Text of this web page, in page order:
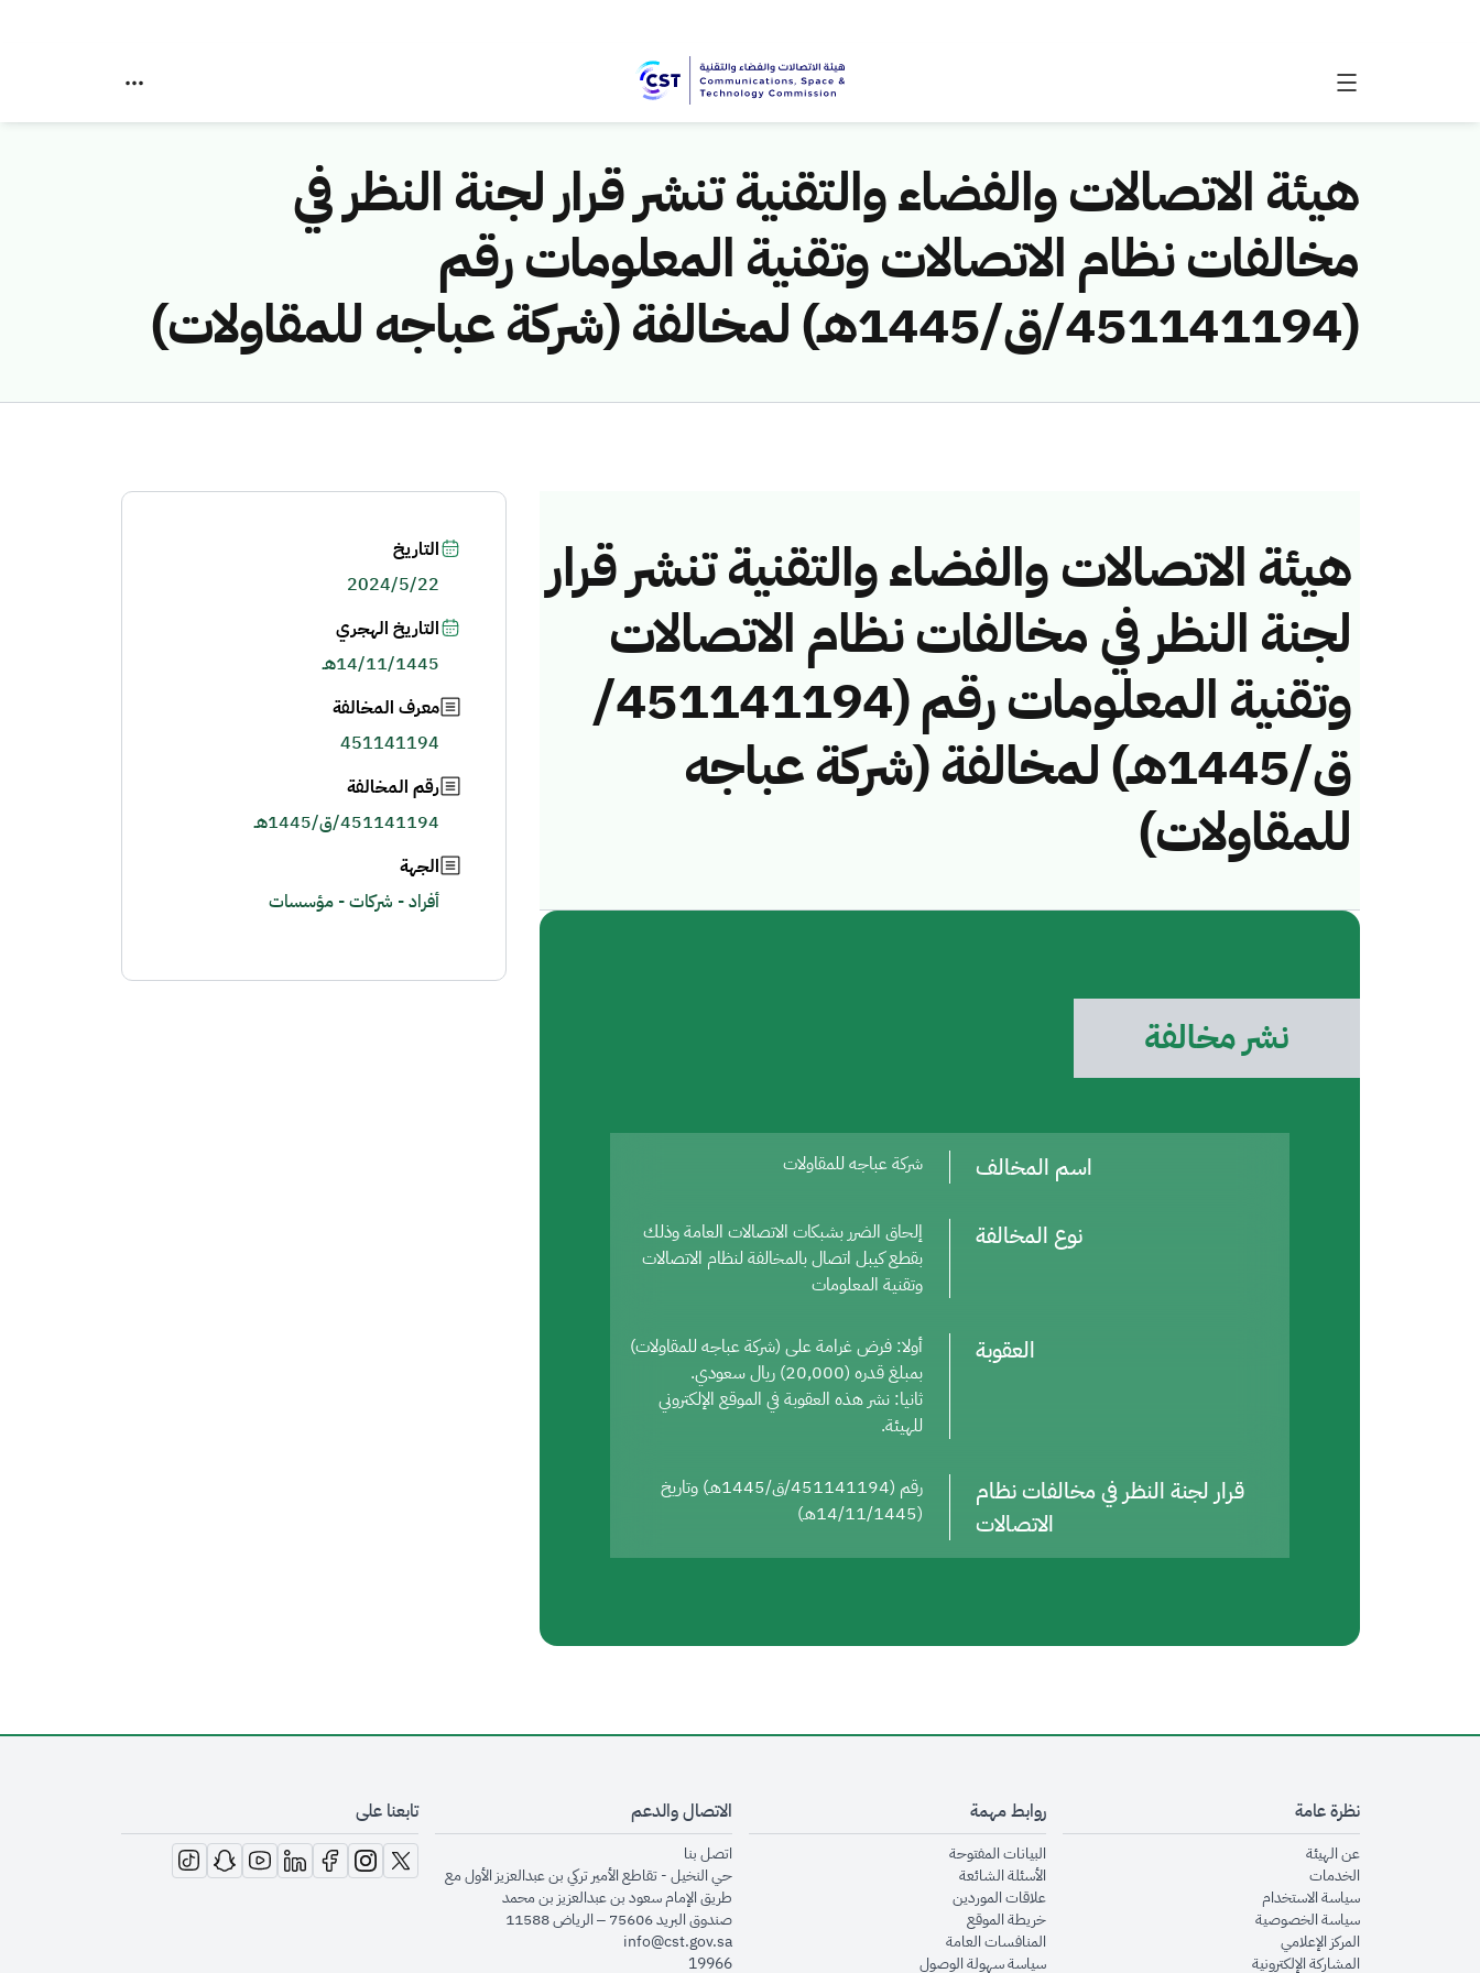
هيئة الاتصالات والفضاء والتقنية تنشر قرار لجنة النظر في
مخالفات نظام الاتصالات وتقنية المعلومات رقم
(451141194/ق/1445هـ) لمخالفة (شركة عباجه للمقاولات)
هيئة الاتصالات والفضاء والتقنية تنشر قرار
لجنة النظر في مخالفات نظام الاتصالات
وتقنية المعلومات رقم (451141194/
ق/1445هـ) لمخالفة (شركة عباجه
للمقاولات)
نشر مخالفة
اسم المخالف شركة عباجه للمقاولات
نوع المخالفة
إلحاق الضرر بشبكات الاتصالات العامة وذلك
بقطع كيبل اتصال بالمخالفة لنظام الاتصالات
وتقنية المعلومات
العقوبة
أولا: فرض غرامة على (شركة عباجه للمقاولات)
بمبلغ قدره (20,000) ريال سعودي.
ثانيا: نشر هذه العقوبة في الموقع الإلكتروني
للهيئة.
قرار لجنة النظر في مخالفات نظام
الاتصالات
رقم (451141194/ق/1445هـ) وتاريخ
(14/11/1445هـ)
التاريخ
2024/5/22
التاريخ الهجري
14/11/1445هـ
معرف المخالفة
451141194
رقم المخالفة
451141194/ق/1445هـ
الجهة
أفراد - شركات - مؤسسات
نظرة عامة
عن الهيئةopens in new window
الخدماتopens in new window
سياسة الاستخدام
سياسة الخصوصيةopens in new window
المركز الإعلاميopens in new window
المشاركة الإلكترونيةopens in new window
روابط مهمة
البيانات المفتوحةopens in new window
الأسئلة الشائعةopens in new window
علاقات الموردينopens in new window
خريطة الموقعopens in new window
المنافسات العامةopens in new window
سياسة سهولة الوصولopens in new window
الاتصال والدعم
اتصل بنا
حي النخيل - تقاطع الأمير تركي بن عبدالعزيز الأول مع
طريق الإمام سعود بن عبدالعزيز بن محمد
صندوق البريد 75606 – الرياض 11588
info@cst.gov.sa
19966
تابعنا على
opens in new window
opens in new window
opens in new window
opens in new window
opens in new window
opens in new window
opens in new window